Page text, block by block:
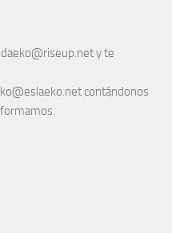
y te
contándonos